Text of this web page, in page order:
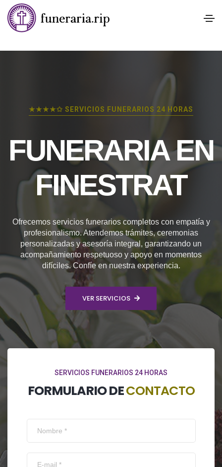
★★★★✩ SERVICIOS FUNERARIOS 24 HORAS
FUNERARIA EN
FINESTRAT
Ofrecemos servicios funerarios completos con empatía y
profesionalismo. Atendemos trámites, ceremonias
personalizadas y asesoría integral, garantizando un
acompañamiento respetuoso y apoyo en momentos
difíciles. Confíe en nuestra experiencia.
VER SERVICIOS
SERVICIOS FUNERARIOS 24 HORAS
FORMULARIO DECONTACTO